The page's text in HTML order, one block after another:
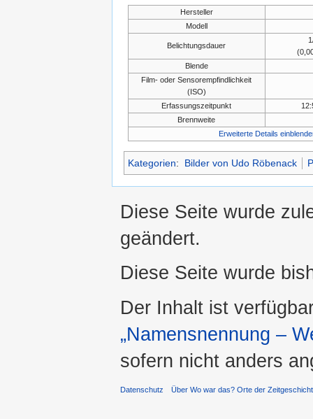
Hersteller
Modell
Belichtungsdauer
Blende
Film- oder Sensorempfindlichkeit
(ISO)
Erfassungszeitpunkt
Brennweite
Erweiterte Details
Kategorien: Bilder von Udo Röbenack
Diese Seite wurde
geändert.
Diese Seite wurde
Der Inhalt ist
„Namensnennung –
sofern nicht anders
Datenschutz Über Wo war das? Orte der